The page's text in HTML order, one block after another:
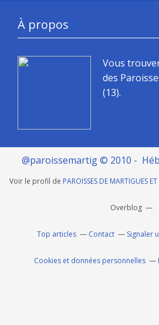
À propos
Vous
des
(13).
@paroissemartig © 2010 -
Voir le profil de PAROISSES DE MARTIGUES
Overblog
Top articles Contact Signaler
Cookies et données personnelles